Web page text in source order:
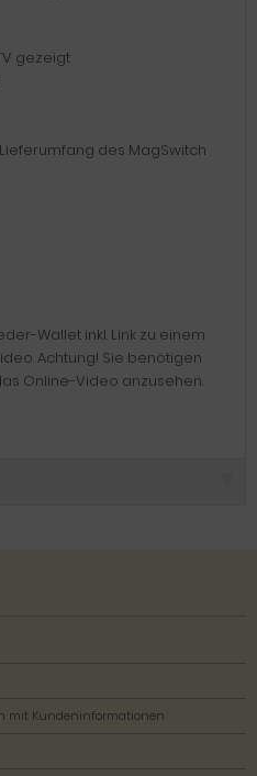
gezeigt
des MagSwitch
Wallet inkl. Link zu einem
Achtung! Sie benötigen
Online-Video anzusehen.
mit Kundeninformationen